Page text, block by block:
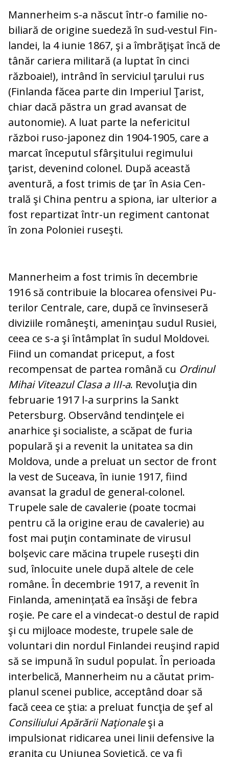
Mannerheim s-a născut într-o familie no­
biliară de origine suedeză în sud-vestul Fin­
landei, la 4 iunie 1867, şi a îmbrăţişat încă de
tânăr cariera militară (a luptat în cinci
războaie!), intrând în serviciul ţa­rului rus
(Finlanda făcea parte din Im­pe­riul Ţarist,
chiar dacă păstra un grad avan­sat de
autonomie). A luat parte la ne­fe­ri­citul
război ruso-japonez din 1904-1905, ca­re a
marcat începutul sfârşitului re­gi­mu­lui
ţarist, devenind colonel. După aceas­tă
aventură, a fost trimis de ţar în Asia Cen­
trală şi China pentru a spiona, iar ulterior a
fost repartizat într-un regiment can­to­nat
în zona Poloniei ruseşti.
Mannerheim a fost trimis în de­cembrie
1916 să contribuie la blocarea ofensivei Pu­
te­rilor Centrale, care, după ce în­vinseseră
diviziile româ­neşti, ameninţau sudul Rusiei,
ceea ce s-a şi întâmplat în sudul Moldovei.
Fiind un comandat priceput, a fost
recompensat de partea română cu Ordinul
Mihai Viteazul Clasa a III-a. Revoluţia din
februarie 1917 l-a surprins la Sankt
Petersburg. Obser­vând tendinţele ei
anarhice şi socialiste, a scăpat de furia
populară şi a revenit la unitatea sa din
Moldova, unde a preluat un sector de front
la vest de Suceava, în iunie 1917, fiind
avansat la gradul de ge­ne­ral-colonel.
Trupele sale de cavalerie (poa­te tocmai
pentru că la origine erau de ca­valerie) au
fost mai puţin contaminate de virusul
bolşevic care măcina trupele ru­seşti din
sud, înlocuite unele după altele de cele
române. În decembrie 1917, a re­ve­nit în
Finlanda, amenințată ea însăşi de fe­bra
roşie. Pe care el a vindecat-o destul de rapid
şi cu mijloace modeste, trupele sa­le de
voluntari din nordul Finlandei reu­şind rapid
să se impună în sudul populat. În perioada
interbelică, Mannerheim nu a căutat prim-
planul scenei publice, accep­tând doar să
facă ceea ce ştia: a preluat funcţia de şef al
Consiliului Apărării Na­ţionaleşi a
impulsionat ridicarea unei linii defensive la
graniţa cu Uniunea Sovietică, ce va fi